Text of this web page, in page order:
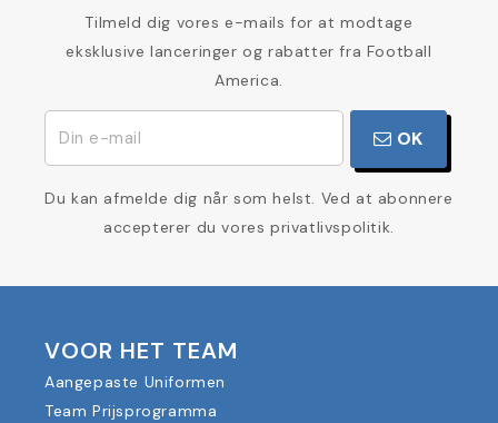
Tilmeld dig vores e-mails for at modtage
eksklusive lanceringer og rabatter fra Football
America.
OK
Du kan afmelde dig når som helst. Ved at abonnere
accepterer du vores privatlivspolitik.
VOOR HET TEAM
Aangepaste Uniformen
Team Prijsprogramma